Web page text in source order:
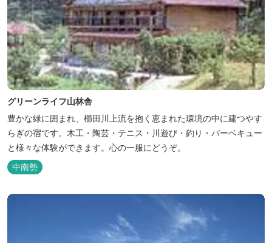
グリーンライフ山林舎
豊かな緑に囲まれ、櫛田川上流を抱く恵まれた環境の中に建つやす
らぎの宿です。木工・陶芸・テニス・川遊び・釣り・バーベキュー
と様々な体験ができます。心の一服にどうぞ。
中南勢